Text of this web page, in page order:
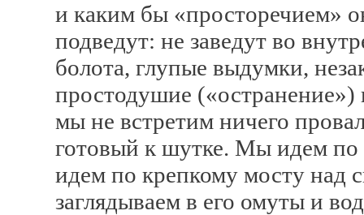
и каким бы «просторечием»
подведут: не заведут во
болота, глупые выдумки,
простодушие («остранение»)
мы не встретим ничего
готовый к шутке. Мы идем
идем по крепкому мосту над
заглядываем в его омуты и